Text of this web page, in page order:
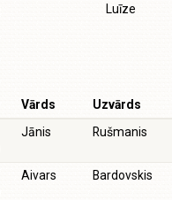
Luīze
Vārds
Uzvārds
Jānis Rušmanis
Aivars Bardovskis